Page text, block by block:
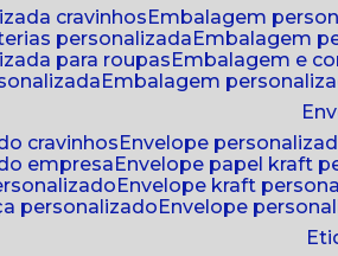
cravinhos
embalagem
personalizada
embalagem
para roupas
embalagem e
embalagem
cravinhos
envelope
empresa
envelope papel kraft
envelope kraft
personalizado
envelope